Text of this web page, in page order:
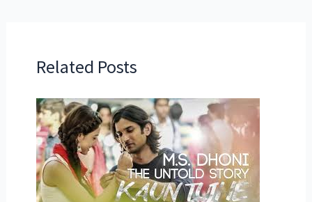
Related Posts